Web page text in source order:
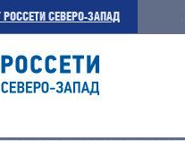
РОССЕТИ СЕВЕРО-ЗАПАД